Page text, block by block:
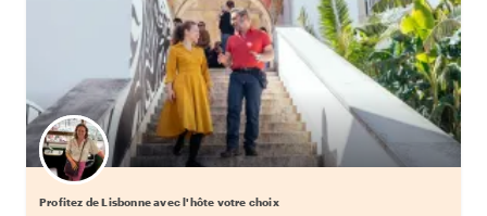
Choisissez votre local favori
Profitez de Lisbonne avec l'hôte votre choix